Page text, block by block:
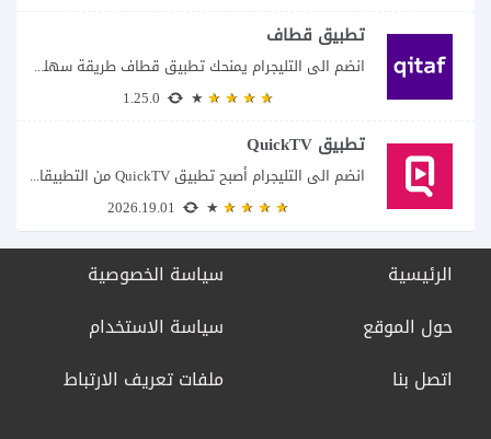
تطبيق قطاف
انضم الى التليجرام يمنحك تطبيق قطاف طريقة سهلة لمتابعة نقاط المكافآت والاستفادة منها في...
تطبيق QuickTV
انضم الى التليجرام أصبح تطبيق QuickTV من التطبيقات التي تستهدف محبي المسلسلات السريعة، إذ...
الرئيسية
حول الموقع
اتصل بنا
سياسة الخصوصية
سياسة الاستخدام
ملفات تعريف الارتباط